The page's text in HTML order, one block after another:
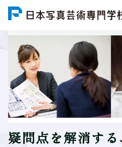
疑問点を解消す